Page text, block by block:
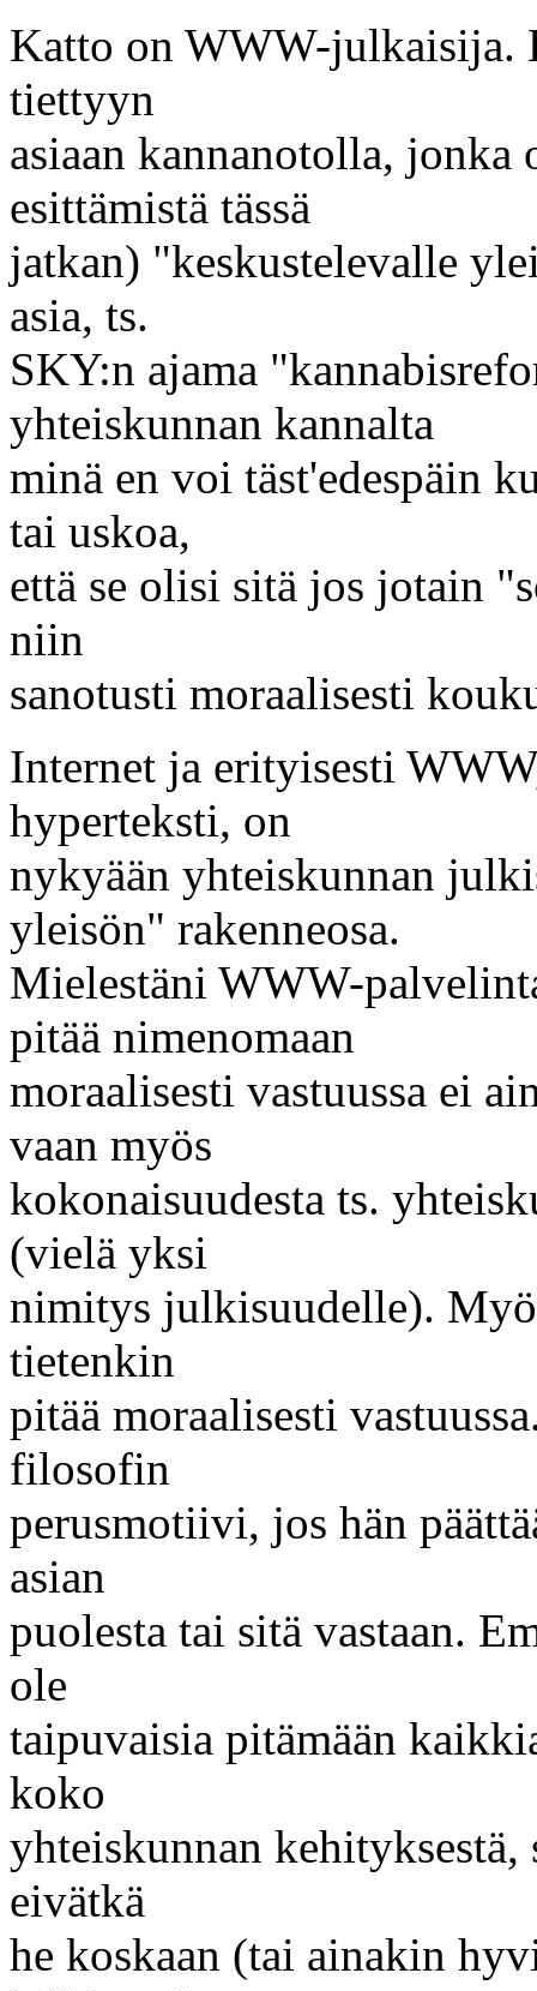
Katto on WWW-julkaisija.
tiettyyn
asiaan kannanotolla,
esittämistä tässä
jatkan) "keskustelevalle
asia, ts.
SKY:n ajama
yhteiskunnan kannalta
minä en voi täst'edespäin
tai uskoa,
että se olisi sitä jos jotain
niin
sanotusti moraalisesti
Internet ja erityisesti
hyperteksti, on
nykyään yhteiskunnan
yleisön" rakenneosa.
Mielestäni WWW-
pitää nimenomaan
moraalisesti vastuussa ei
vaan myös
kokonaisuudesta ts.
(vielä yksi
nimitys julkisuudelle).
tietenkin
pitää moraalisesti
filosofin
perusmotiivi, jos hän
asian
puolesta tai sitä vastaan.
ole
taipuvaisia pitämään
koko
yhteiskunnan
eivätkä
he koskaan (tai ainakin